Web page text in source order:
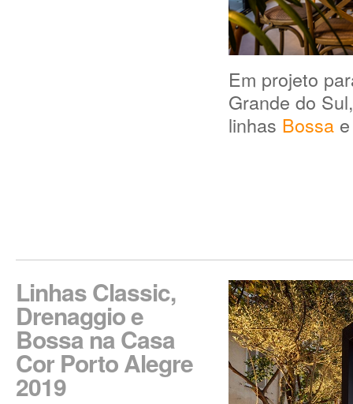
Em projeto
Grande do
linhas Bossa
Linhas Classic,
Drenaggio e
Bossa na Casa
Cor Porto Alegre
2019